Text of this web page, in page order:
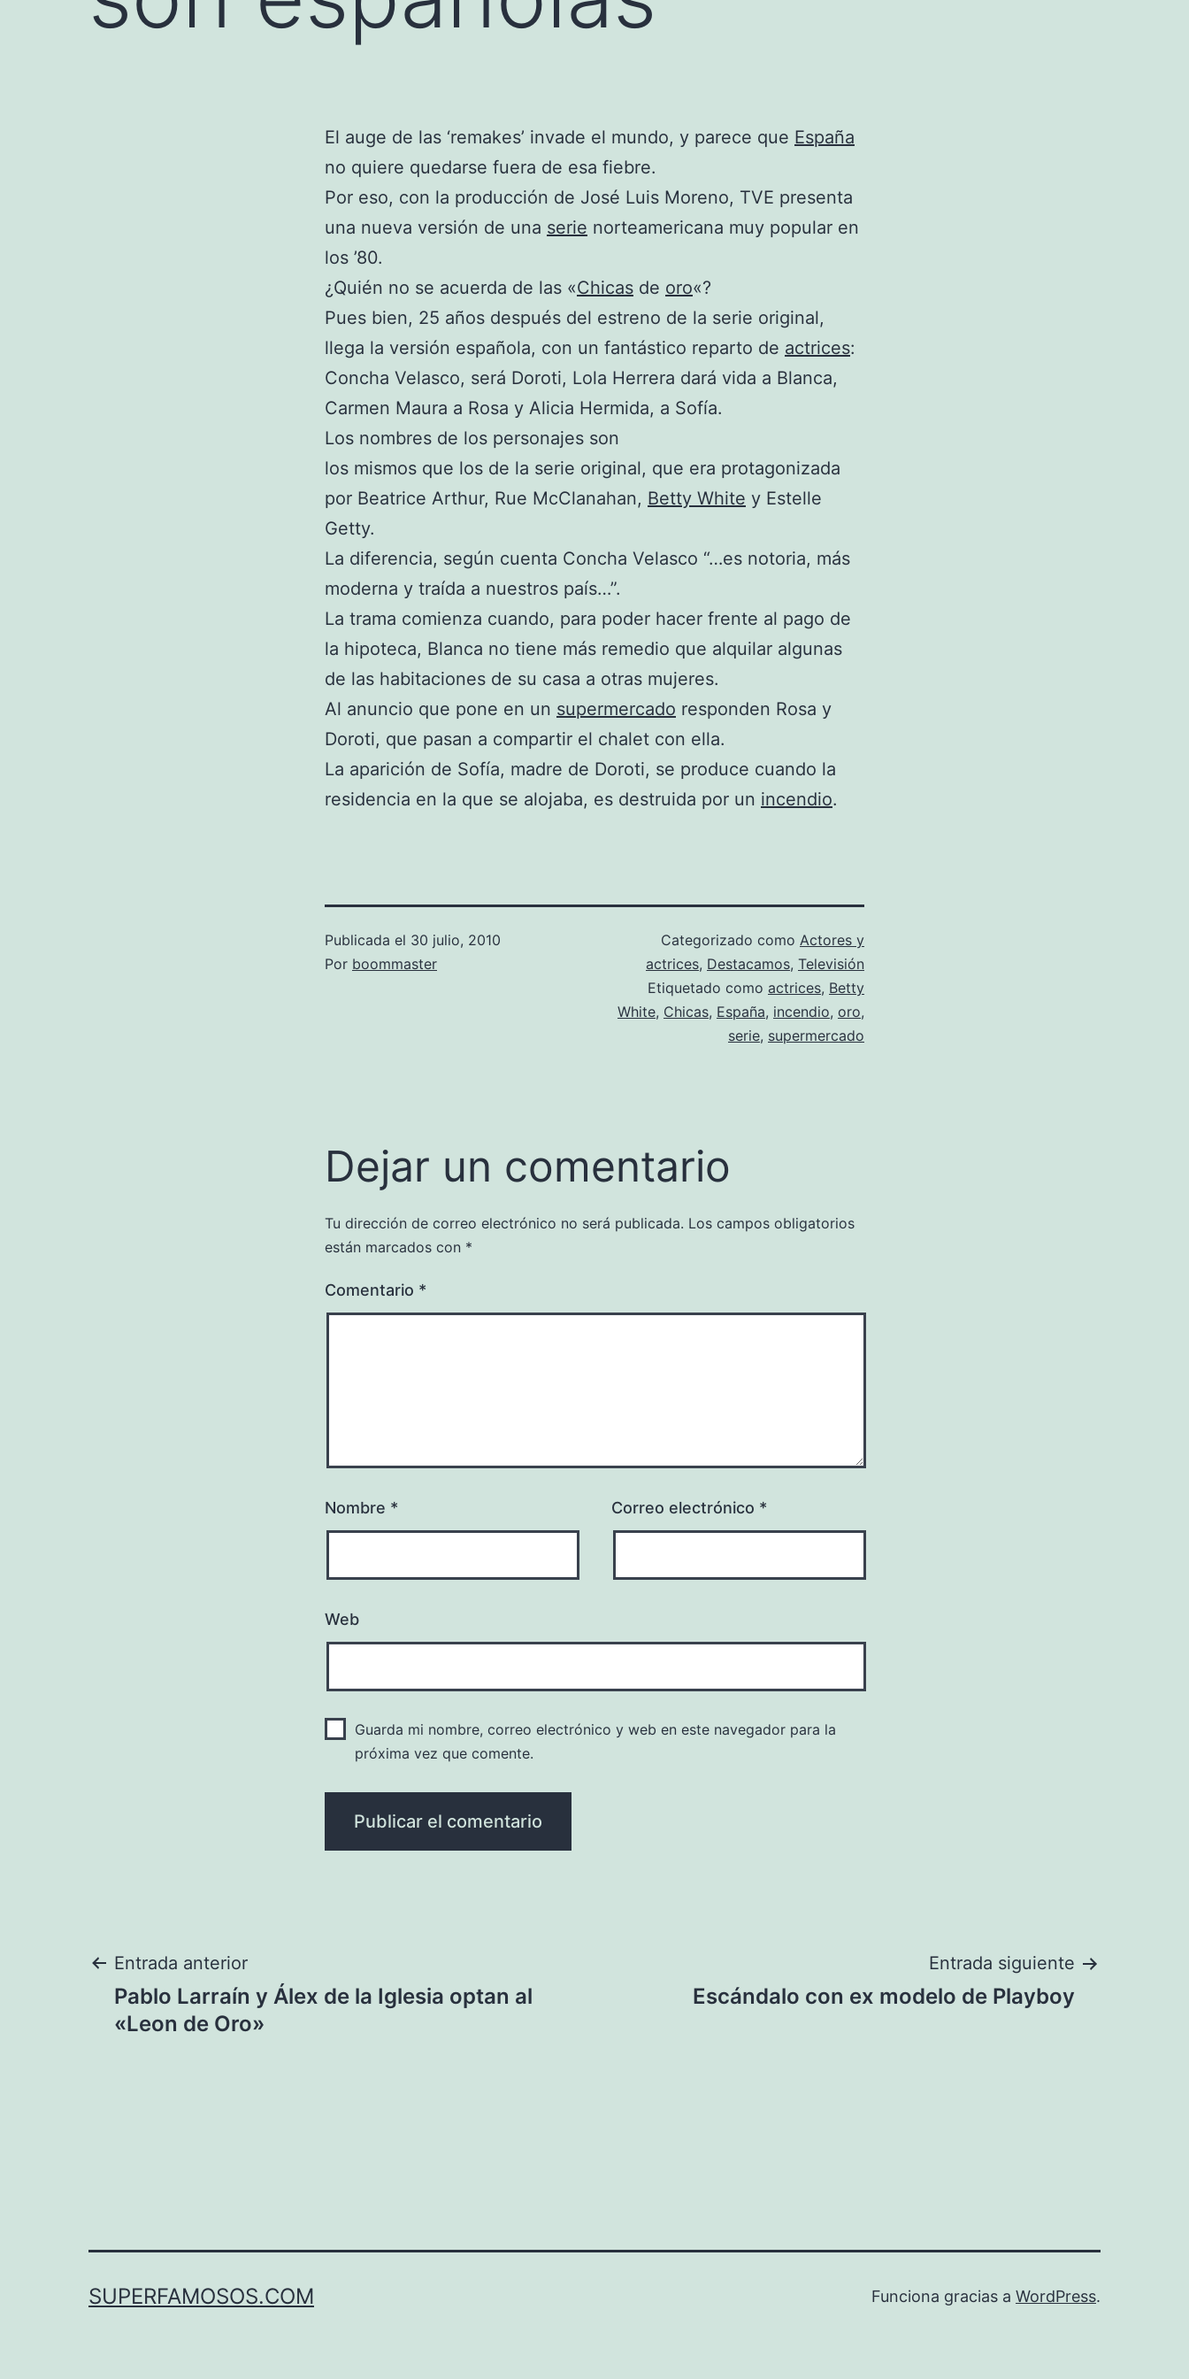
El auge de las ‘remakes’ invade el mundo, y parece que España
no quiere quedarse fuera de esa fiebre.
Por eso, con la producción de José Luis Moreno, TVE presenta
una nueva versión de una serie norteamericana muy popular en
los ’80.
¿Quién no se acuerda de las «Chicas de oro«?
Pues bien, 25 años después del estreno de la serie original,
llega la versión española, con un fantástico reparto de actrices:
Concha Velasco, será Doroti, Lola Herrera dará vida a Blanca,
Carmen Maura a Rosa y Alicia Hermida, a Sofía.
Los nombres de los personajes son
los mismos que los de la serie original, que era protagonizada
por Beatrice Arthur, Rue McClanahan, Betty White y Estelle
Getty.
La diferencia, según cuenta Concha Velasco “…es notoria, más
moderna y traída a nuestros país…”.
La trama comienza cuando, para poder hacer frente al pago de
la hipoteca, Blanca no tiene más remedio que alquilar algunas
de las habitaciones de su casa a otras mujeres.
Al anuncio que pone en un supermercado responden Rosa y
Doroti, que pasan a compartir el chalet con ella.
La aparición de Sofía, madre de Doroti, se produce cuando la
residencia en la que se alojaba, es destruida por un incendio.
Publicada el 30 julio, 2010
Por boommaster
Categorizado como Actores y
actrices, Destacamos, Televisión
Etiquetado como actrices, Betty
White, Chicas, España, incendio, oro,
serie, supermercado
Dejar un comentario
Tu dirección de correo electrónico no será publicada. Los campos obligatorios
están marcados con *
Comentario *
Nombre * Correo electrónico *
Web
Guarda mi nombre, correo electrónico y web en este navegador para la
próxima vez que comente.
Navegación
de
Entrada anterior
Pablo Larraín y Álex de la Iglesia optan al
«Leon de Oro»
Entrada siguiente
Escándalo con ex modelo de Playboy
SUPERFAMOSOS.COM Funciona gracias a WordPress.